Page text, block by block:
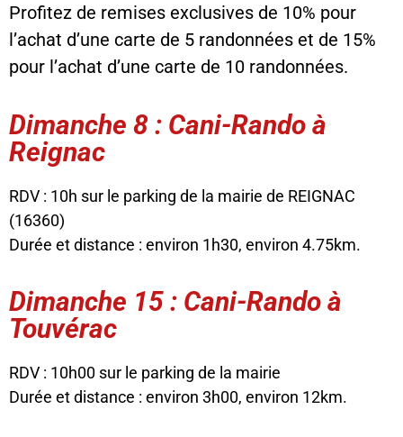
Profitez de remises exclusives de 10% pour
l’achat d’une carte de 5 randonnées et de 15%
pour l’achat d’une carte de 10 randonnées.
Dimanche 8 : Cani-Rando à
Reignac
RDV : 10h sur le parking de la mairie de REIGNAC
(16360)
Durée et distance : environ 1h30, environ 4.75km.
Dimanche 15 : Cani-Rando à
Touvérac
RDV : 10h00 sur le parking de la mairie
Durée et distance : environ 3h00, environ 12km.